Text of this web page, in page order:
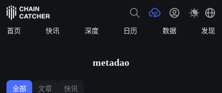
首页 快讯 深度 日历 数据 发现
metadao
全部 文章 快讯